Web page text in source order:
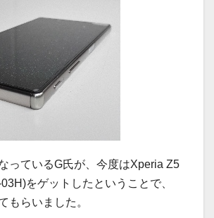
っているG氏が、今度はXperia Z5
をゲットしたということで、
もらいました。